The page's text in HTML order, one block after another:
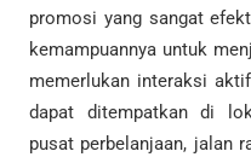
promosi yang sangat
kemampuannya untuk
memerlukan interaksi
dapat ditempatkan di
pusat perbelanjaan, jalan